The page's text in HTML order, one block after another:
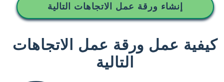
إنشاء ورقة عمل الاتجاهات التالية
كيفية عمل ورقة عمل الاتجاهات
التالية